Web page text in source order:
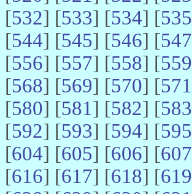
[532] [533] [534] [535
[544] [545] [546] [547
[556] [557] [558] [559
[568] [569] [570] [571
[580] [581] [582] [583
[592] [593] [594] [595
[604] [605] [606] [607
[616] [617] [618] [619